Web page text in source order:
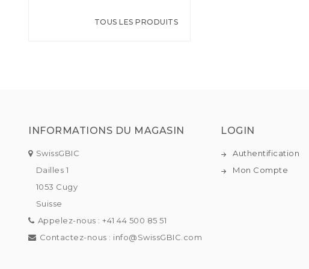
TOUS LES PRODUITS
INFORMATIONS DU MAGASIN
SwissGBIC
Dailles 1
1053 Cugy
Suisse
Appelez-nous : +41 44 500 85 51
Contactez-nous : info@SwissGBIC.com
LOGIN
Authentification
Mon Compte